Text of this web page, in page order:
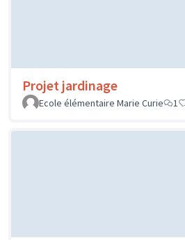
Projet jardinage
Ecole élémentaire Marie Curie
1